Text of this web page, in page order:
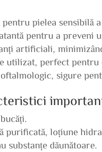
pielea sensibilă
pentru a preveni
artificiali,
utilizat, perfect pentru
sigure
purificată, loțiune
substanțe dăunătoare.